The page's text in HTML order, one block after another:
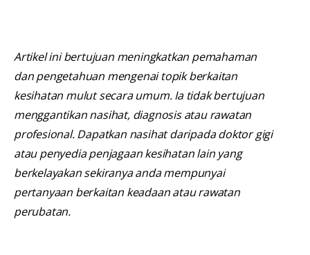
Artikel ini bertujuan meningkatkan pemahaman
dan pengetahuan mengenai topik berkaitan
kesihatan mulut secara umum. Ia tidak bertujuan
menggantikan nasihat, diagnosis atau rawatan
profesional. Dapatkan nasihat daripada doktor gigi
atau penyedia penjagaan kesihatan lain yang
berkelayakan sekiranya anda mempunyai
pertanyaan berkaitan keadaan atau rawatan
perubatan.